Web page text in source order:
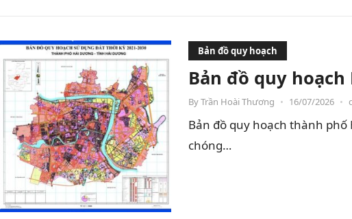
Bản đồ quy hoạch
Bản đồ quy hoạch
ByTrần Hoài Thương • 16/07/2026 •
Bản đồ quy hoạch thành
chóng…